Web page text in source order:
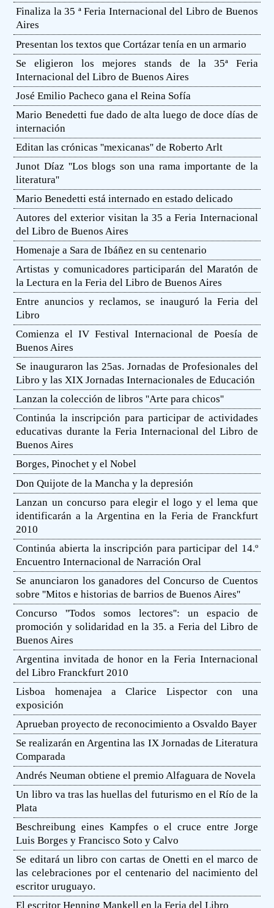
Finaliza la 35 ª Feria Internacional del Libro de Buenos
Aires
Presentan los textos que Cortázar tenía en un armario
Se eligieron los mejores stands de la 35ª Feria
Internacional del Libro de Buenos Aires
José Emilio Pacheco gana el Reina Sofía
Mario Benedetti fue dado de alta luego de doce días de
internación
Editan las crónicas ''mexicanas'' de Roberto Arlt
Junot Díaz ''Los blogs son una rama importante de la
literatura''
Mario Benedetti está internado en estado delicado
Autores del exterior visitan la 35 a Feria Internacional
del Libro de Buenos Aires
Homenaje a Sara de Ibáñez en su centenario
Artistas y comunicadores participarán del Maratón de
la Lectura en la Feria del Libro de Buenos Aires
Entre anuncios y reclamos, se inauguró la Feria del
Libro
Comienza el IV Festival Internacional de Poesía de
Buenos Aires
Se inauguraron las 25as. Jornadas de Profesionales del
Libro y las XIX Jornadas Internacionales de Educación
Lanzan la colección de libros ''Arte para chicos''
Continúa la inscripción para participar de actividades
educativas durante la Feria Internacional del Libro de
Buenos Aires
Borges, Pinochet y el Nobel
Don Quijote de la Mancha y la depresión
Lanzan un concurso para elegir el logo y el lema que
identificarán a la Argentina en la Feria de Franckfurt
2010
Continúa abierta la inscripción para participar del 14.º
Encuentro Internacional de Narración Oral
Se anunciaron los ganadores del Concurso de Cuentos
sobre ''Mitos e historias de barrios de Buenos Aires''
Concurso ''Todos somos lectores'': un espacio de
promoción y solidaridad en la 35. a Feria del Libro de
Buenos Aires
Argentina invitada de honor en la Feria Internacional
del Libro Franckfurt 2010
Lisboa homenajea a Clarice Lispector con una
exposición
Aprueban proyecto de reconocimiento a Osvaldo Bayer
Se realizarán en Argentina las IX Jornadas de Literatura
Comparada
Andrés Neuman obtiene el premio Alfaguara de Novela
Un libro va tras las huellas del futurismo en el Río de la
Plata
Beschreibung eines Kampfes o el cruce entre Jorge
Luis Borges y Francisco Soto y Calvo
Se editará un libro con cartas de Onetti en el marco de
las celebraciones por el centenario del nacimiento del
escritor uruguayo.
El escritor Henning Mankell en la Feria del Libro